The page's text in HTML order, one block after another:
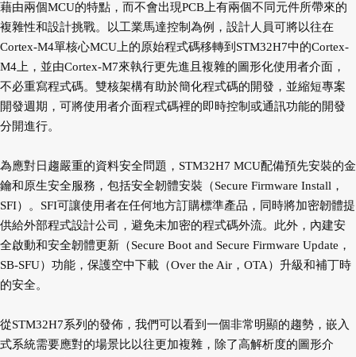
藉由兩個MCU的特點，而不會出現PCB上有兩個不同元件所帶來的
複雜性和設計挑戰。以工業馬達控制為例，設計人員可將以往在
Cortex-M4單核心MCU上的原始程式碼移轉到STM32H7中的Cortex-
M4上，並由Cortex-M7來執行更先進且複雜的圖形化使用者介面，
不必重寫程式碼。雙核架構有助於簡化程式碼的開發，並縮短專案
開發週期，可將使用者介面程式碼裡的即時控制或通訊功能的開發
分開進行。
為應對日趨嚴重的資料安全問題，STM32H7 MCU配備預先安裝的金
鑰和原生安全服務，包括安全韌體安裝（Secure Firmware Install，
SFI）。SFI可讓使用者在任何地方訂購標準產品，同時將加密韌體提
供給外部程式設計公司，避免未加密的程式碼外流。此外，內建安
全啟動和安全韌體更新（Secure Boot and Secure Firmware Update，
SB-SFU）功能，保護空中下載（Over the Air，OTA）升級和補丁時
的安全。
從STM32H7系列的發佈，我們可以看到一個非常明顯的趨勢，嵌入
式系統需要應對的場景比以往更加複雜，除了高解析度的圖形介